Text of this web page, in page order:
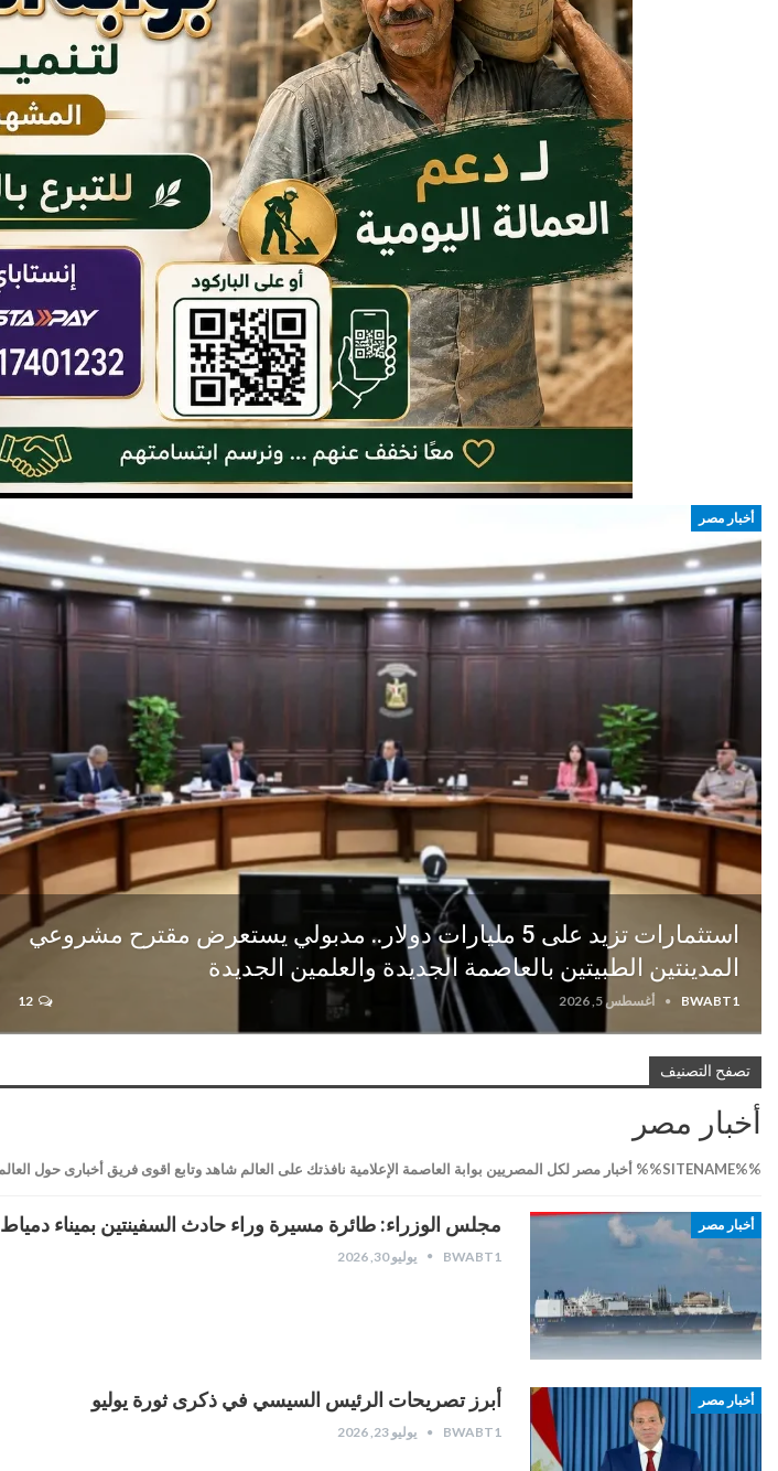
أخبار مصر
استثمارات تزيد على 5 مليارات دولار.. مدبولي يستعرض مقترح مشروعي
المدينتين الطبيتين بالعاصمة الجديدة والعلمين الجديدة
BWABT1 أغسطس 5, 2026 12
تصفح التصنيف
أخبار مصر
%%SITENAME%% أخبار مصر لكل المصريين بوابة العاصمة الإعلامية نافذتك على العالم شاهد وتابع اقوى فريق أخبارى حول العالم
أخبار مصر مجلس الوزراء: طائرة مسيرة وراء حادث السفينتين بميناء دمياط
BWABT1 يوليو 30, 2026
أخبار مصر أبرز تصريحات الرئيس السيسي في ذكرى ثورة يوليو
BWABT1 يوليو 23, 2026